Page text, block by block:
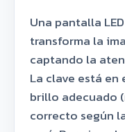
Una pantalla
transforma la
captando la
La clave está
brillo adecuado
correcto según